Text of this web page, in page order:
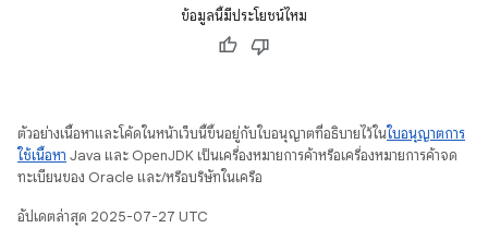
ข้อมูลนี้มีประโยชน์ไหม
ตัวอย่างเนื้อหาและโค้ดในหน้าเว็บนี้ขึ้นอยู่กับใบอนุญาตที่อธิบายไว้ในใบอนุญาตการ
ใช้เนื้อหา Java และ OpenJDK เป็นเครื่องหมายการค้าหรือเครื่องหมายการค้าจด
ทะเบียนของ Oracle และ/หรือบริษัทในเครือ
อัปเดตล่าสุด 2025-07-27 UTC